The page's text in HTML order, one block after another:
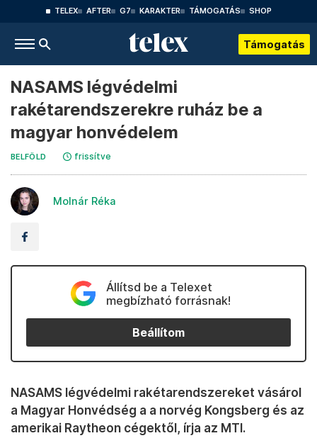
TELEX AFTER G7 KARAKTER TÁMOGATÁS SHOP
Támogatás
NASAMS légvédelmi
rakétarendszerekre ruház be a
magyar honvédelem
BELFÖLD frissítve
Molnár Réka
Állítsd be a Telexet
megbízható forrásnak!
Beállítom
NASAMS légvédelmi rakétarendszereket vásárol
a Magyar Honvédség a a norvég Kongsberg és az
amerikai Raytheon cégektől, írja az MTI.